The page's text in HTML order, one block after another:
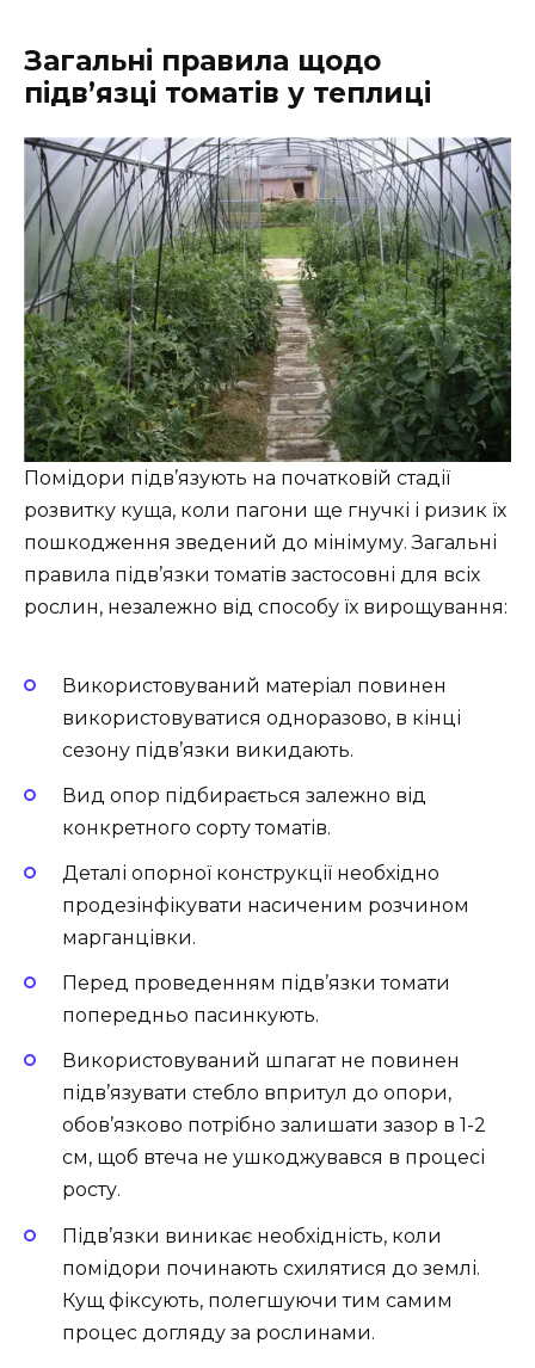
Загальні правила щодо
підв’язці томатів у теплиці
Помідори підв’язують на початковій стадії
розвитку куща, коли пагони ще гнучкі і ризик їх
пошкодження зведений до мінімуму. Загальні
правила підв’язки томатів застосовні для всіх
рослин, незалежно від способу їх вирощування:
Використовуваний матеріал повинен
використовуватися одноразово, в кінці
сезону підв’язки викидають.
Вид опор підбирається залежно від
конкретного сорту томатів.
Деталі опорної конструкції необхідно
продезінфікувати насиченим розчином
марганцівки.
Перед проведенням підв’язки томати
попередньо пасинкують.
Використовуваний шпагат не повинен
підв’язувати стебло впритул до опори,
обов’язково потрібно залишати зазор в 1-2
см, щоб втеча не ушкоджувався в процесі
росту.
Підв’язки виникає необхідність, коли
помідори починають схилятися до землі.
Кущ фіксують, полегшуючи тим самим
процес догляду за рослинами.